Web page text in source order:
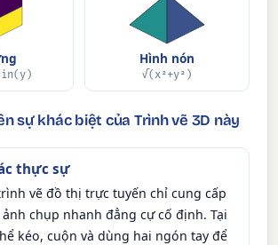
Hình nón
√(x²+y²)
sự khác biệt của Trình vẽ 3D này
thực sự
vẽ đồ thị trực tuyến chỉ cung cấp
chụp nhanh đẳng cự cố định. Tại
kéo, cuộn và dùng hai ngón tay để